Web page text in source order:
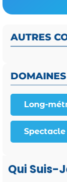
Qui Suis-
AUTRES
Long-